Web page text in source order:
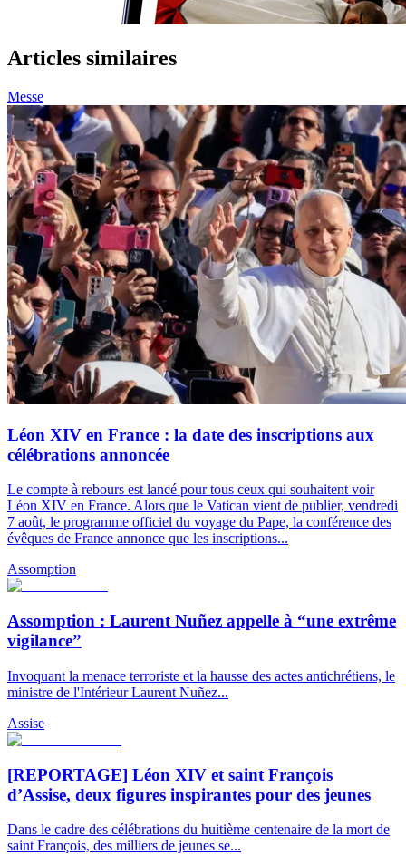
Articles similaires
Messe
Léon XIV en France : la date des inscriptions aux
célébrations annoncée
Le compte à rebours est lancé pour tous ceux qui souhaitent voir
Léon XIV en France. Alors que le Vatican vient de publier, vendredi
7 août, le programme officiel du voyage du Pape, la conférence des
évêques de France annonce que les inscriptions...
Assomption
Assomption : Laurent Nuñez appelle à “une extrême
vigilance”
Invoquant la menace terroriste et la hausse des actes antichrétiens, le
ministre de l'Intérieur Laurent Nuñez...
Assise
[REPORTAGE] Léon XIV et saint François
d’Assise, deux figures inspirantes pour des jeunes
Dans le cadre des célébrations du huitième centenaire de la mort de
saint François, des milliers de jeunes se...